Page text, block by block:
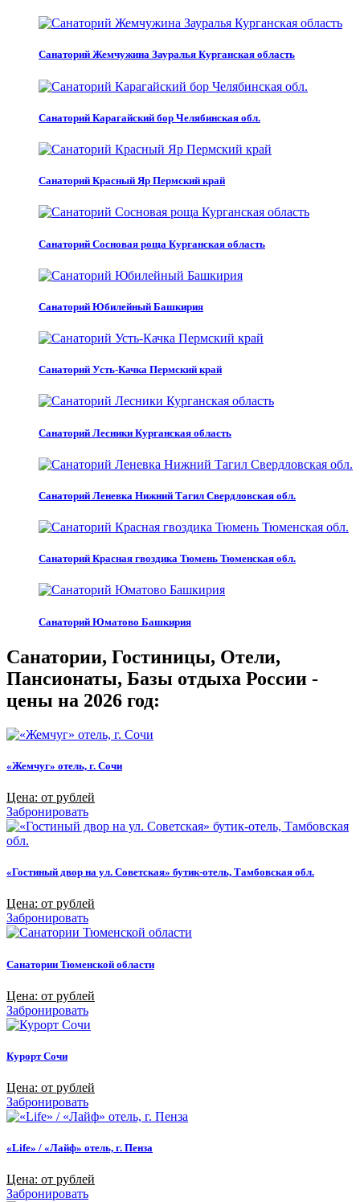
Санаторий Жемчужина Зауралья Курганская область
Санаторий Карагайский бор Челябинская обл.
Санаторий Красный Яр Пермский край
Санаторий Сосновая роща Курганская область
Санаторий Юбилейный Башкирия
Санаторий Усть-Качка Пермский край
Санаторий Лесники Курганская область
Санаторий Леневка Нижний Тагил Свердловская обл.
Санаторий Красная гвоздика Тюмень Тюменская обл.
Санаторий Юматово Башкирия
Санатории, Гостиницы, Отели,
Пансионаты, Базы отдыха России -
цены на 2026 год:
«Жемчуг» отель, г. Сочи
Цена: от рублей
Забронировать
«Гостиный двор на ул. Советская» бутик-отель, Тамбовская обл.
Цена: от рублей
Забронировать
Санатории Тюменской области
Цена: от рублей
Забронировать
Курорт Сочи
Цена: от рублей
Забронировать
«Life» / «Лайф» отель, г. Пенза
Цена: от рублей
Забронировать